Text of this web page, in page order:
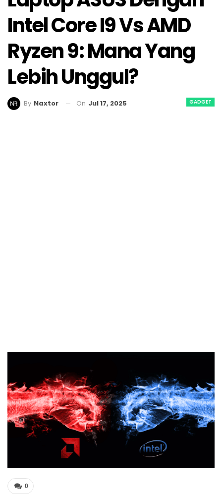
Intel Core I9 Vs AMD
Ryzen 9: Mana Yang
Lebih Unggul?
GADGET
By Naxtor On Jul 17, 2025
0